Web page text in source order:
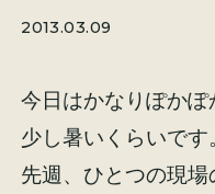
2013.03.09
今日はかなりぽかぽ
少し暑いくらいです
先週、ひとつの現場
リノベーション